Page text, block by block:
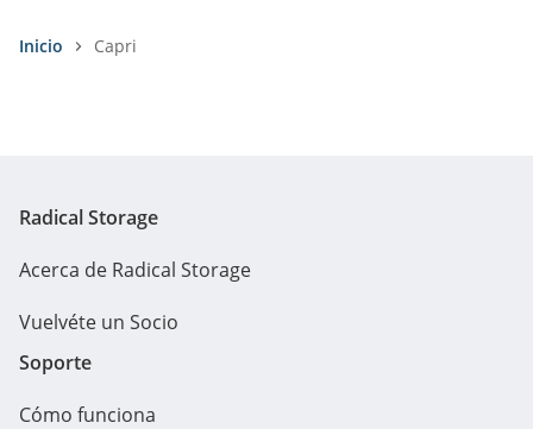
Inicio Capri
Radical Storage
Acerca de Radical Storage
Vuelvéte un Socio
Soporte
Cómo funciona